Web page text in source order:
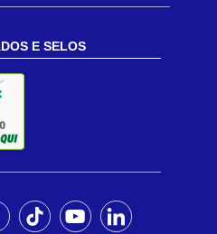
E SELOS